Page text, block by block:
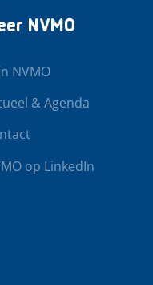
NVMO
NVMO
& Agenda
op LinkedIn